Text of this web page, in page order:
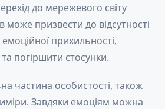
до мережевого світу
може призвести до відсутності
прихильності,
погіршити стосунки.
частина особистості, також
Завдяки емоціям можна